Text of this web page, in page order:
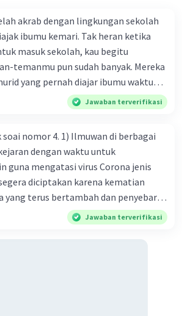
atau membujuk pembacanya
·
21
05:11
B
0.0 Balas
akrab dengan lingkungan sekolah
ibumu kemari. Tak heran ketika
masuk sekolah, kau begitu
temanmu pun sudah banyak. Mereka
yang pernah diajar ibumu waktu
aku? Aku waktu itu baru saja pindah
kata bercetak tebal dalam kutipan
Jawaban terverifikasi
nomor 4. 1) Ilmuwan di berbagai
dengan waktu untuk
guna mengatasi virus Corona jenis
diciptakan karena kematian
yang terus bertambah dan penyebaran
2) Pada Jum'at (7-2-2020), Komisi
Cina mencatat jumlah kematian
Jawaban terverifikasi